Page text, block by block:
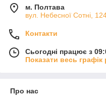
м. Полтава
вул. Небесної Сотні,
Контакти
Сьогодні працює з
Показати весь графік
Про нас